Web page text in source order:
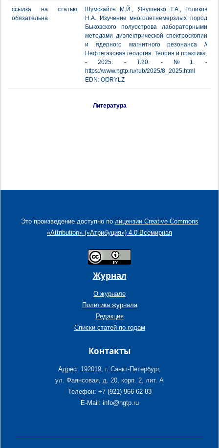
ссылка на статью
обязательна
Шумскайте М.Й., Янушенко Т.А., Голиков
Н.А. Изучение многолетнемерзлых пород
Быковского полуострова лабораторными
методами диэлектрической спектроскопии
и ядерного магнитного резонанса //
Нефтегазовая геология. Теория и практика.
- 2025. - Т.20. - №1. -
https://www.ngtp.ru/rub/2025/8_2025.html
EDN: OORYLZ
Литература
Это произведение доступно по лицензии Creative Commons
«Attribution» («Атрибуция») 4.0 Всемирная
Журнал
О журнале
Политика журнала
Редакция
Списки статей по годам
Контакты
Адрес: 192019, г. Санкт-Петербург,
ул. Фаянсовая, д. 20, корп. 2, лит. А
Телефон: +7 (921) 966-62-83
E-Mail: info@ngtp.ru